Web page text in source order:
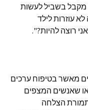
מקבל בשביל לעשות
עוזרות לילד
רוצה להיות?".
מאשר בטיפוח ערכים
שאנשים המצפים
הצלחה